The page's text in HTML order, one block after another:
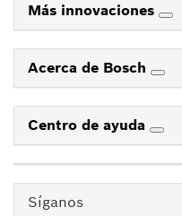
Más innovaciones
Acerca de Bosch
Centro de ayuda
Síganos